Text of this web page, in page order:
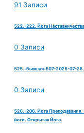
91 Записи
522.-222. Йога
0 Записи
525.-бывшая-507-2025-07-28.
0 Записи
526.-206. Йога Преподавания.
йоги. Открытая Йога.